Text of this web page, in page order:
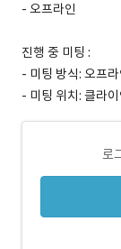
- 오프라인
진행 중 미팅 :
- 미팅 방식: 오프라
- 미팅 위치: 클라
로